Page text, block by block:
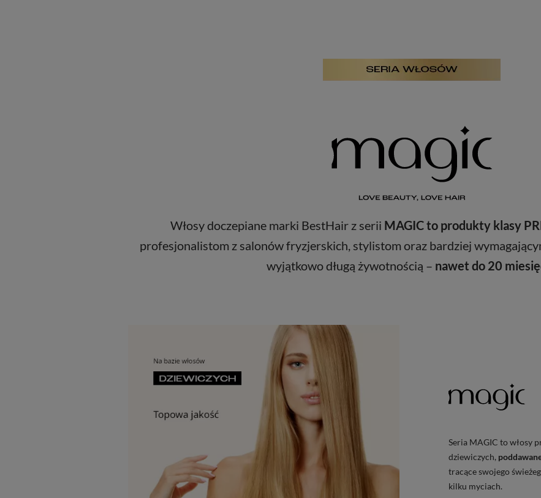
Włosy doczepiane marki BestHair z serii MAGIC to produkty klasy
profesjonalistom z salonów fryzjerskich, stylistom oraz bardziej
wyjątkowo długą żywotnością – nawet do 20
Seria MAGIC to włosy
dziewiczych,
tracące swojego
kilku myciach.